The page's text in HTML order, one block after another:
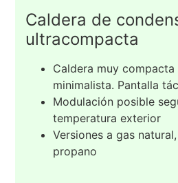
Caldera de
ultracompacta
Caldera muy compacta
minimalista. Pantalla
Modulación posible
temperatura exterior
Versiones a gas
propano